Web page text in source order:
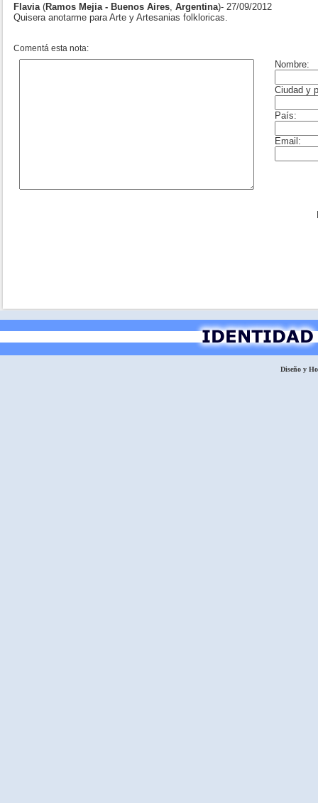
Flavia (Ramos Mejia - Buenos Aires Argentina)- 27/09/2012
Quisera anotarme para Arte y Artesanias folkloricas.
Comentá esta nota:
Diseño y